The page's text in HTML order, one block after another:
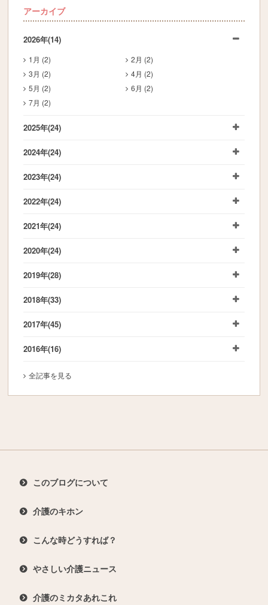
アーカイブ
2026年(14)
1月 (2)
2月 (2)
3月 (2)
4月 (2)
5月 (2)
6月 (2)
7月 (2)
2025年(24)
2024年(24)
2023年(24)
2022年(24)
2021年(24)
2020年(24)
2019年(28)
2018年(33)
2017年(45)
2016年(16)
全記事を見る
このブログについて
介護のキホン
こんな時どうすれば？
やさしい介護ニュース
介護のミカタあれこれ